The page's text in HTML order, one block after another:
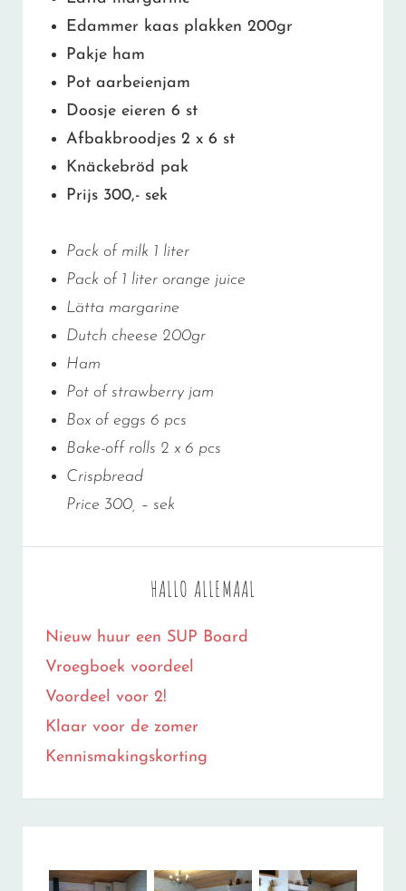
Edammer kaas plakken 200gr
Pakje ham
Pot aarbeienjam
Doosje eieren 6 st
Afbakbroodjes 2 x 6 st
Knäckebröd pak
Prijs 300,- sek
Pack of milk 1 liter
Pack of 1 liter orange juice
Lätta margarine
Dutch cheese 200gr
Ham
Pot of strawberry jam
Box of eggs 6 pcs
Bake-off rolls 2 x 6 pcs
Crispbread
Price 300, – sek
HALLO ALLEMAAL
Nieuw huur een SUP Board
Vroegboek voordeel
Voordeel voor 2!
Klaar voor de zomer
Kennismakingskorting